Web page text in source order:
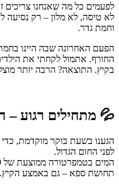
לפעמים כל מה שאנחנו צריכים
לא טיסה, לא מלון – רק נסיעה
וחמת גדר.
הפעם האחרונה שבה היינו
החורף. אתמול לקחתי את
בקיץ. התוצאה? הרבה יותר
💦 מתחילים רגוע –
הגענו בשעת בוקר מוקדמת,
לפני החום הגדול.
תחושת ספא – גם באמצע הקיץ.